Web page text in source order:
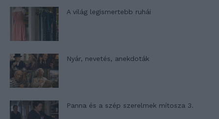
A világ legismertebb ruhái
Nyár, nevetés, anekdoták
Panna és a szép szerelmek mítosza 3.